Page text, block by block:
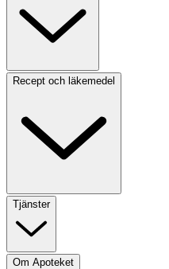
Recept och läkemedel
Tjänster
Om Apoteket